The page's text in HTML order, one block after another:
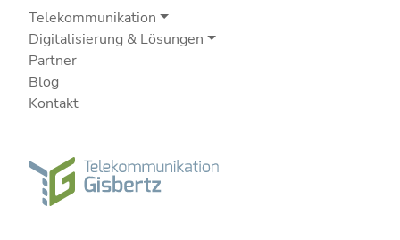
Telekommunikation
Digitalisierung & Lösungen
Partner
Blog
Kontakt